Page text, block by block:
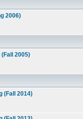
2006)
2005)
(Fall 2014)